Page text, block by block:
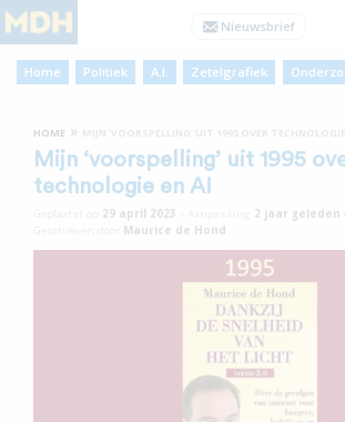
Home Politiek A.I. Zetelgrafiek
HOME »
Mijn ‘voorspelling’ uit 1995
technologie en AI
29 april 2023 2 jaar geleden
Maurice de Hond